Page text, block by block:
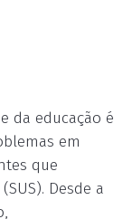
da educação é
em
que
Desde a